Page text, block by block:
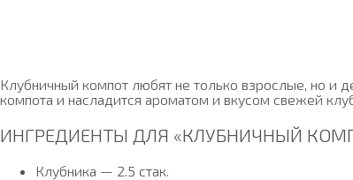
Клубничный компот любят не только взрослые, но и
компота и насладится ароматом и вкусом свежей
ИНГРЕДИЕНТЫ ДЛЯ «КЛУБНИЧНЫЙ
Клубника — 2.5 стак.